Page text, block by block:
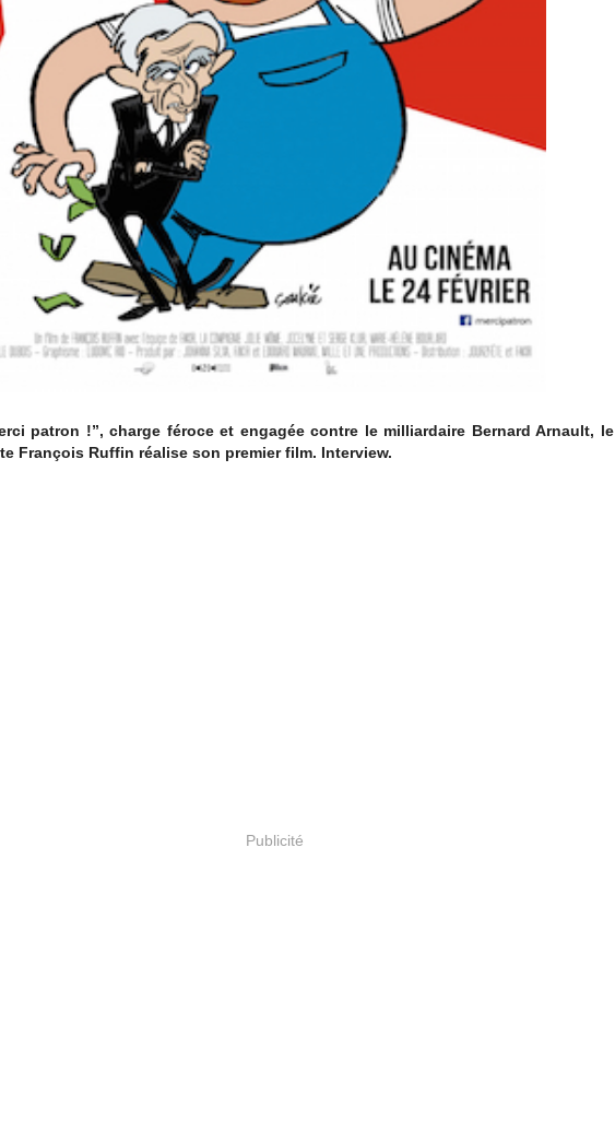
patron !”, charge féroce et engagée contre le milliardaire Bernard Arnault, le
François Ruffin réalise son premier film. Interview.
Publicité